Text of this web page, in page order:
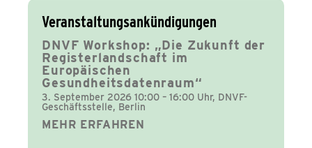
Veranstaltungsankündigungen
DNVF Workshop: „Die Zukunft der
Registerlandschaft im
Europäischen
Gesundheitsdatenraum“
3. September 2026 10:00 – 16:00 Uhr, DNVF-
Geschäftsstelle, Berlin
MEHR ERFAHREN